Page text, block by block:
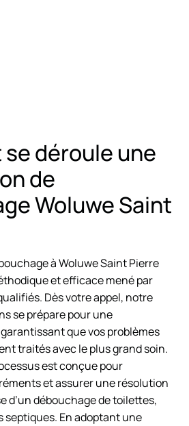
déroule une
de
Woluwe Saint
à Woluwe Saint Pierre
et efficace mené par
Dès votre appel, notre
se prépare pour une
que vos problèmes
traités avec le plus grand soin.
est conçue pour
et assurer une résolution
d’un débouchage de toilettes,
septiques. En adoptant une